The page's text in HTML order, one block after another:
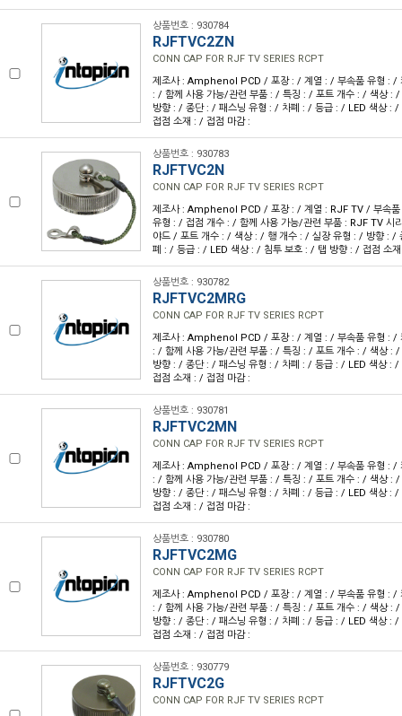
상품번호 : 930784
RJFTVC2ZN
CONN CAP FOR RJF TV SERIES RCPT
제조사 : Amphenol PCD / 포장 : / 계열 : / 부속품 유형 : /
: / 함께 사용 가능/관련 부품 : / 특징 : / 포트 개수 : / 색상 :
방향 : / 종단 : / 패스닝 유형 : / 차폐 : / 등급 : / LED 색상 :
접점 소재 : / 접점 마감 :
상품번호 : 930783
RJFTVC2N
CONN CAP FOR RJF TV SERIES RCPT
제조사 : Amphenol PCD / 포장 : / 계열 : RJF TV / 부속품
유형 : / 접점 개수 : / 함께 사용 가능/관련 부품 : RJF TV 시
야드 / 포트 개수 : / 색상 : / 행 개수 : / 실장 유형 : / 방향 : /
폐 : / 등급 : / LED 색상 : / 침투 보호 : / 탭 방향 : / 접점 소
상품번호 : 930782
RJFTVC2MRG
CONN CAP FOR RJF TV SERIES RCPT
제조사 : Amphenol PCD / 포장 : / 계열 : / 부속품 유형 : /
: / 함께 사용 가능/관련 부품 : / 특징 : / 포트 개수 : / 색상 :
방향 : / 종단 : / 패스닝 유형 : / 차폐 : / 등급 : / LED 색상 :
접점 소재 : / 접점 마감 :
상품번호 : 930781
RJFTVC2MN
CONN CAP FOR RJF TV SERIES RCPT
제조사 : Amphenol PCD / 포장 : / 계열 : / 부속품 유형 : /
: / 함께 사용 가능/관련 부품 : / 특징 : / 포트 개수 : / 색상 :
방향 : / 종단 : / 패스닝 유형 : / 차폐 : / 등급 : / LED 색상 :
접점 소재 : / 접점 마감 :
상품번호 : 930780
RJFTVC2MG
CONN CAP FOR RJF TV SERIES RCPT
제조사 : Amphenol PCD / 포장 : / 계열 : / 부속품 유형 : /
: / 함께 사용 가능/관련 부품 : / 특징 : / 포트 개수 : / 색상 :
방향 : / 종단 : / 패스닝 유형 : / 차폐 : / 등급 : / LED 색상 :
접점 소재 : / 접점 마감 :
상품번호 : 930779
RJFTVC2G
CONN CAP FOR RJF TV SERIES RCPT